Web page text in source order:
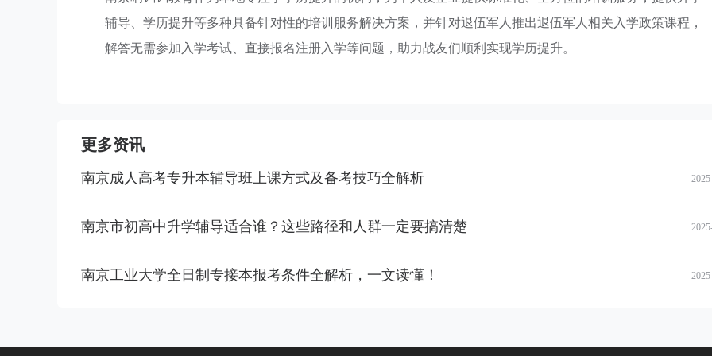
辅导、学历提升等多种具备针对性的培训服务解决方案，并针对退伍军人推出退伍军人相关入学政策课程，
解答无需参加入学考试、直接报名注册入学等问题，助力战友们顺利实现学历提升。
更多资讯
南京成人高考专升本辅导班上课方式及备考技巧全解析
南京市初高中升学辅导适合谁？这些路径和人群一定要搞清楚
南京工业大学全日制专接本报考条件全解析，一文读懂！